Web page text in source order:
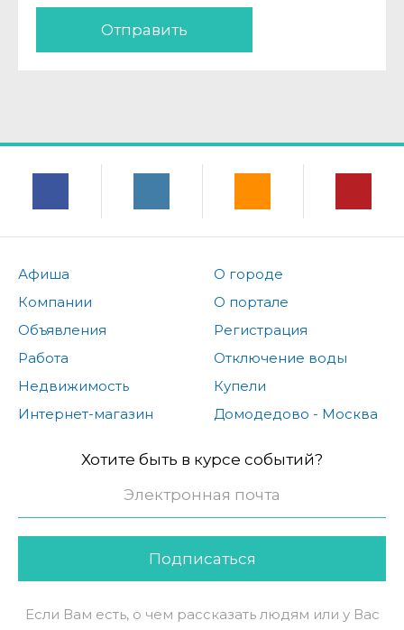
Отправить
Афиша
Компании
Объявления
Работа
Недвижимость
Интернет-магазин
О городе
О портале
Регистрация
Отключение воды
Купели
Домодедово - Москва
Хотите быть в курсе событий?
Подписаться
Если Вам есть, о чем рассказать людям или у Вас